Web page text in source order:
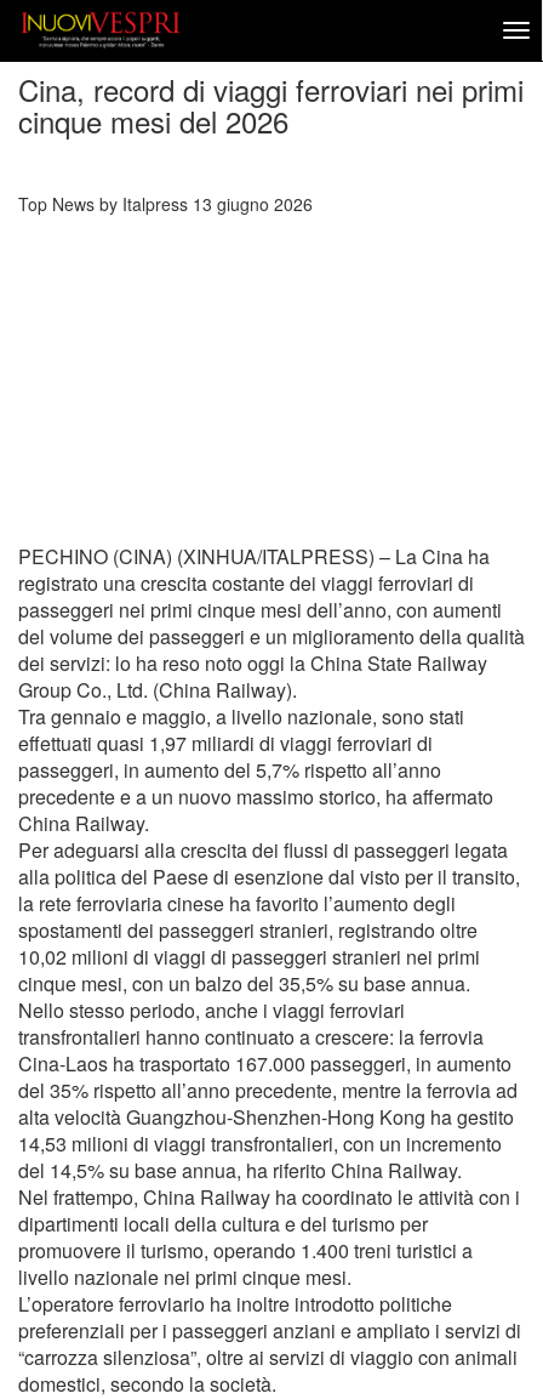
Cina, record di viaggi ferroviari nei primi
cinque mesi del 2026
Top News by Italpress 13 giugno 2026
PECHINO (CINA) (XINHUA/ITALPRESS) – La Cina ha
registrato una crescita costante dei viaggi ferroviari di
passeggeri nei primi cinque mesi dell’anno, con aumenti
del volume dei passeggeri e un miglioramento della qualità
dei servizi: lo ha reso noto oggi la China State Railway
Group Co., Ltd. (China Railway).
Tra gennaio e maggio, a livello nazionale, sono stati
effettuati quasi 1,97 miliardi di viaggi ferroviari di
passeggeri, in aumento del 5,7% rispetto all’anno
precedente e a un nuovo massimo storico, ha affermato
China Railway.
Per adeguarsi alla crescita dei flussi di passeggeri legata
alla politica del Paese di esenzione dal visto per il transito,
la rete ferroviaria cinese ha favorito l’aumento degli
spostamenti dei passeggeri stranieri, registrando oltre
10,02 milioni di viaggi di passeggeri stranieri nei primi
cinque mesi, con un balzo del 35,5% su base annua.
Nello stesso periodo, anche i viaggi ferroviari
transfrontalieri hanno continuato a crescere: la ferrovia
Cina-Laos ha trasportato 167.000 passeggeri, in aumento
del 35% rispetto all’anno precedente, mentre la ferrovia ad
alta velocità Guangzhou-Shenzhen-Hong Kong ha gestito
14,53 milioni di viaggi transfrontalieri, con un incremento
del 14,5% su base annua, ha riferito China Railway.
Nel frattempo, China Railway ha coordinato le attività con i
dipartimenti locali della cultura e del turismo per
promuovere il turismo, operando 1.400 treni turistici a
livello nazionale nei primi cinque mesi.
L’operatore ferroviario ha inoltre introdotto politiche
preferenziali per i passeggeri anziani e ampliato i servizi di
“carrozza silenziosa”, oltre ai servizi di viaggio con animali
domestici, secondo la società.